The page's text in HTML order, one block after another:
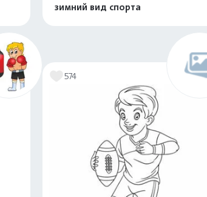
зимний вид спорта
574